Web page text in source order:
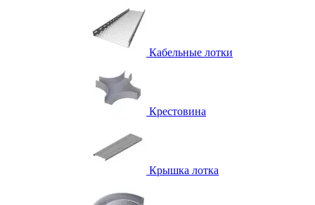
Кабельные лотки
Крестовина
Крышка лотка